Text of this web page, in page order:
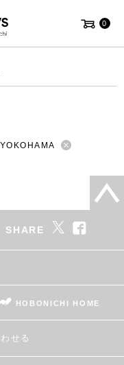
0
SHARE
HOBONICHI HOME
せる